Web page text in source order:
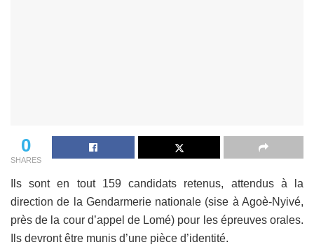
0
SHARES
Ils sont en tout 159 candidats retenus, attendus à la
direction de la Gendarmerie nationale (sise à Agoè-Nyivé,
près de la cour d’appel de Lomé) pour les épreuves orales.
Ils devront être munis d’une pièce d’identité.